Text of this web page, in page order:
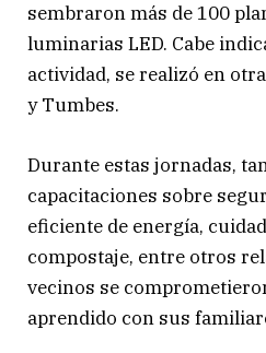
sembraron más de 100
luminarias LED. Cabe
actividad, se realizó en
y Tumbes.
Durante estas jornadas,
capacitaciones sobre
eficiente de energía,
compostaje, entre otros
vecinos se
aprendido con sus